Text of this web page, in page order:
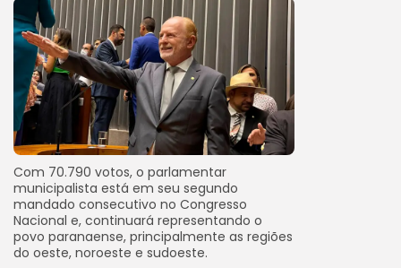
Com 70.790 votos, o parlamentar
municipalista está em seu segundo
mandado consecutivo no Congresso
Nacional e, continuará representando o
povo paranaense, principalmente as regiões
do oeste, noroeste e sudoeste.